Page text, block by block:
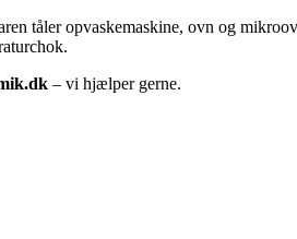
tåler opvaskemaskine, ovn og
– vi hjælper gerne.